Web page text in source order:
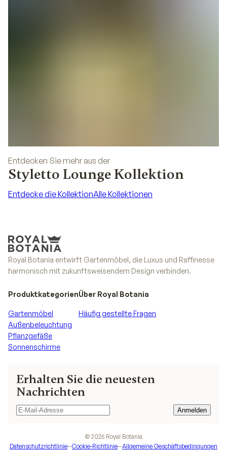
Entdecken Sie mehr aus der
Styletto Lounge Kollektion
Entdecke die KollektionAlle Kollektionen
Royal Botania entwirft Gartenmöbel, die Luxus und Raffinesse
harmonisch mit zukunftsweisendem Design verbinden.
Erhalten Sie die neuesten
Nachrichten
Anmelden
Anmelden
Produktkategorien
Gartenmöbel
Außenbeleuchtung
Pflanzgefäße
Sonnenschirme
Über Royal Botania
Häufig gestellte Fragen
© 2026 Royal Botania
Datenschutzrichtlinie—Cookie-Richtlinie—Allgemeine Geschäftsbedingungen